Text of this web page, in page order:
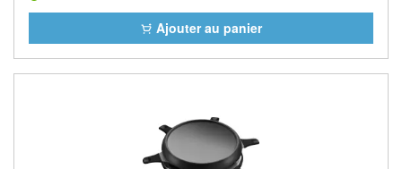
Ajouter au panier